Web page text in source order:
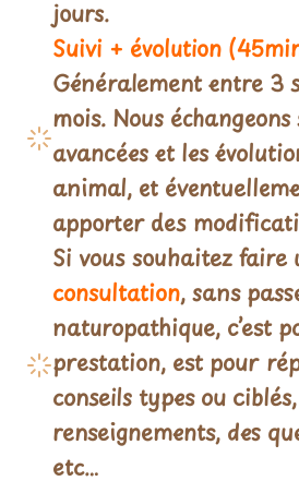
jours.
Suivi + évolution
Généralement entre 3
mois. Nous
avancées et les
animal, et
apporter des
Si vous souhaitez faire
consultation, sans
naturopathique, c’est
prestation, est pour
conseils types ou
renseignements, des
etc…